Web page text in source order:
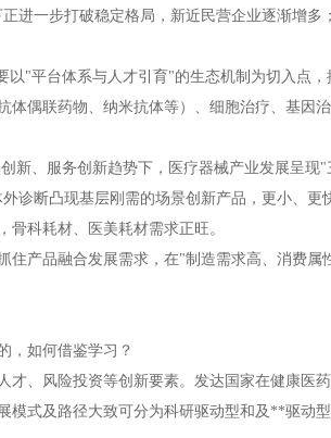
进一步打破稳定格局，新近民营企业逐渐增多
"平台体系与人才引育"的生态机制为切入点，
体偶联药物、纳米抗体等）、细胞治疗、基因
新、服务创新趋势下，医疗器械产业发展呈现"
诊断凸现基层刚需的场景创新产品，更小、更
科耗材、医美耗材需求正旺。
产品融合发展需求，在"制造需求高、消费属
，如何借鉴学习？
才、风险投资等创新要素。发达国家在健康医
模式及路径大致可分为科研驱动型和及**驱动